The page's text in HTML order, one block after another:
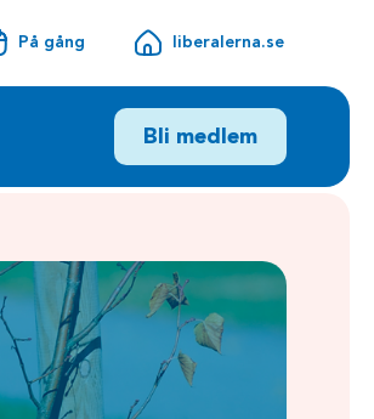
På gång liberalerna.se
Bli medlem